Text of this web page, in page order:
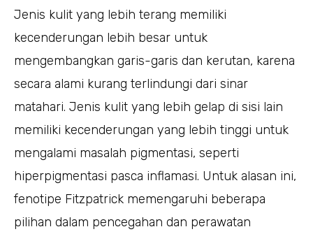
Jenis kulit yang lebih terang memiliki
kecenderungan lebih besar untuk
mengembangkan garis-garis dan kerutan, karena
secara alami kurang terlindungi dari sinar
matahari. Jenis kulit yang lebih gelap di sisi lain
memiliki kecenderungan yang lebih tinggi untuk
mengalami masalah pigmentasi, seperti
hiperpigmentasi pasca inflamasi. Untuk alasan ini,
fenotipe Fitzpatrick memengaruhi beberapa
pilihan dalam pencegahan dan perawatan